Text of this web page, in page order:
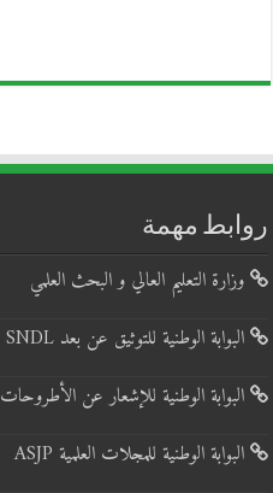
روابط مهمة
وزارة التعليم العالي و البحث العلمي
البوابة الوطنية للتوثيق عن بعد SNDL
البوابة الوطنية للإشعار عن الأطروحات
البوابة الوطنية للمجلات العلمية ASJP